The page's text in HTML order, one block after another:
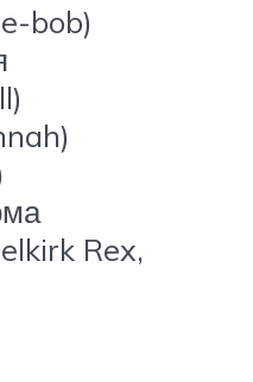
bob)
Rex,